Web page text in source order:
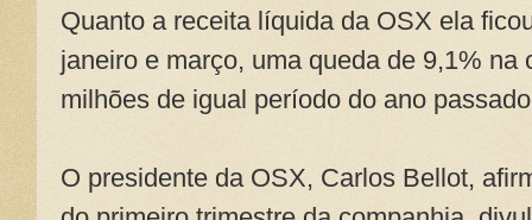
Quanto a receita líquida da OSX ela
janeiro e março, uma queda de 9,1% na
milhões de igual período do ano
O presidente da OSX, Carlos Bellot,